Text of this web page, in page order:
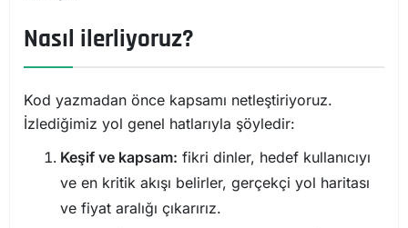
Nasıl ilerliyoruz?
Kod yazmadan önce kapsamı netleştiriyoruz.
İzlediğimiz yol genel hatlarıyla şöyledir:
Keşif ve kapsam: fikri dinler, hedef kullanıcıyı
ve en kritik akışı belirler, gerçekçi yol haritası
ve fiyat aralığı çıkarırız.